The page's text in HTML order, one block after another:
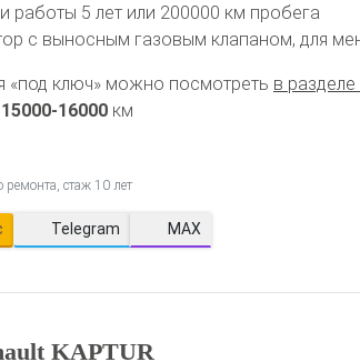
работы 5 лет или 200000 км пробега
с выносным газовым клапаном, для
«под ключ» можно посмотреть в
15000-16000 км
ремонта, стаж 10 лет
Telegram MAX
KAPTUR